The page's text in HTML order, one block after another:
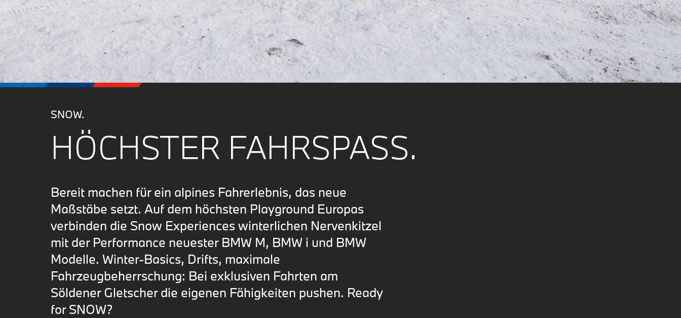
SNOW.
HÖCHSTER FAHRSPASS.
Bereit machen für ein alpines Fahrerlebnis, das neue
Maßstäbe setzt. Auf dem höchsten Playground Europas
verbinden die Snow Experiences winterlichen Nervenkitzel
mit der Performance neuester BMW M, BMW i und BMW
Modelle. Winter-Basics, Drifts, maximale
Fahrzeugbeherrschung: Bei exklusiven Fahrten am
Söldener Gletscher die eigenen Fähigkeiten pushen. Ready
for SNOW?